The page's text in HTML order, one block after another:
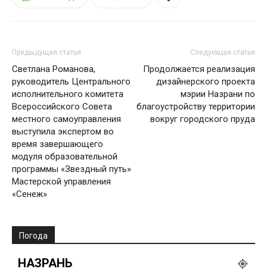
Предыдущая статья
Светлана Романова,
руководитель Центрального
исполнительного комитета
Всероссийского Совета
местного самоуправления
выступила экспертом во
время завершающего
модуля образовательной
программы «Звездный путь»
Мастерской управления
«Сенеж»
Следующая статья
Продолжается реализация
дизайнерского проекта
мэрии Назрани по
благоустройству территории
вокруг городского пруда
Погода
НАЗРАНЬ